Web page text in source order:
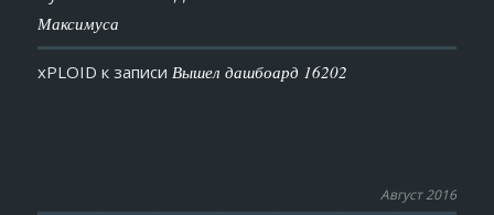
Максимуса
xPLOID к записи Вышел дашбоард 16202
Август 2016